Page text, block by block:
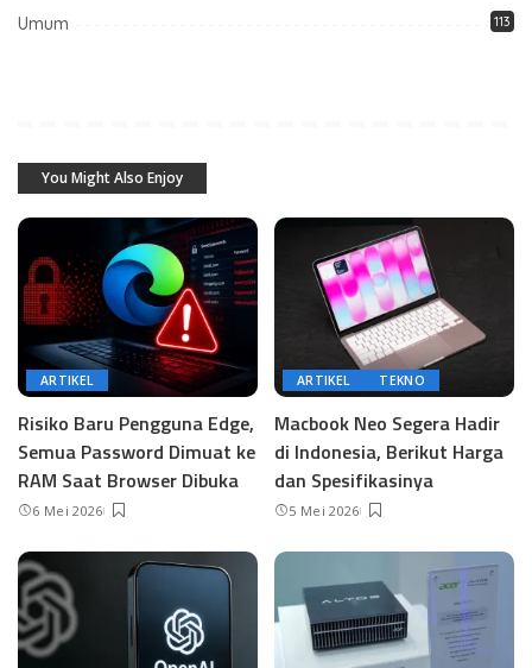
Umum 113
You Might Also Enjoy
ARTIKEL
Risiko Baru Pengguna Edge,
Semua Password Dimuat ke
RAM Saat Browser Dibuka
6 Mei 2026
ARTIKEL TEKNO
Macbook Neo Segera Hadir
di Indonesia, Berikut Harga
dan Spesifikasinya
5 Mei 2026